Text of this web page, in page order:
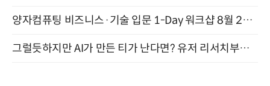
양자컴퓨팅 비즈니스·기술 입문 1-Day 워크샵 8월 28일 개최
그럴듯하지만 AI가 만든 티가 난다면? 유저 리서치부터 배포까지! (9/15)